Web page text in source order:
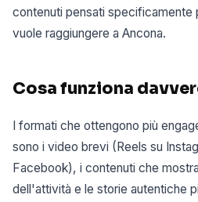
contenuti pensati specificamente
vuole raggiungere a Ancona.
Cosa funziona
I formati che ottengono più
sono i video brevi (Reels su
Facebook), i contenuti che
dell'attività e le storie autentiche